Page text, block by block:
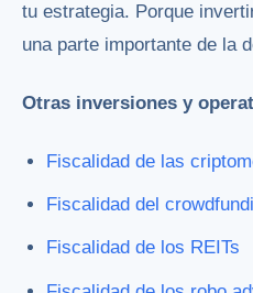
tu estrategia. Porque
una parte importante de la
Otras inversiones y
Fiscalidad de las
Fiscalidad del
Fiscalidad de los REITs